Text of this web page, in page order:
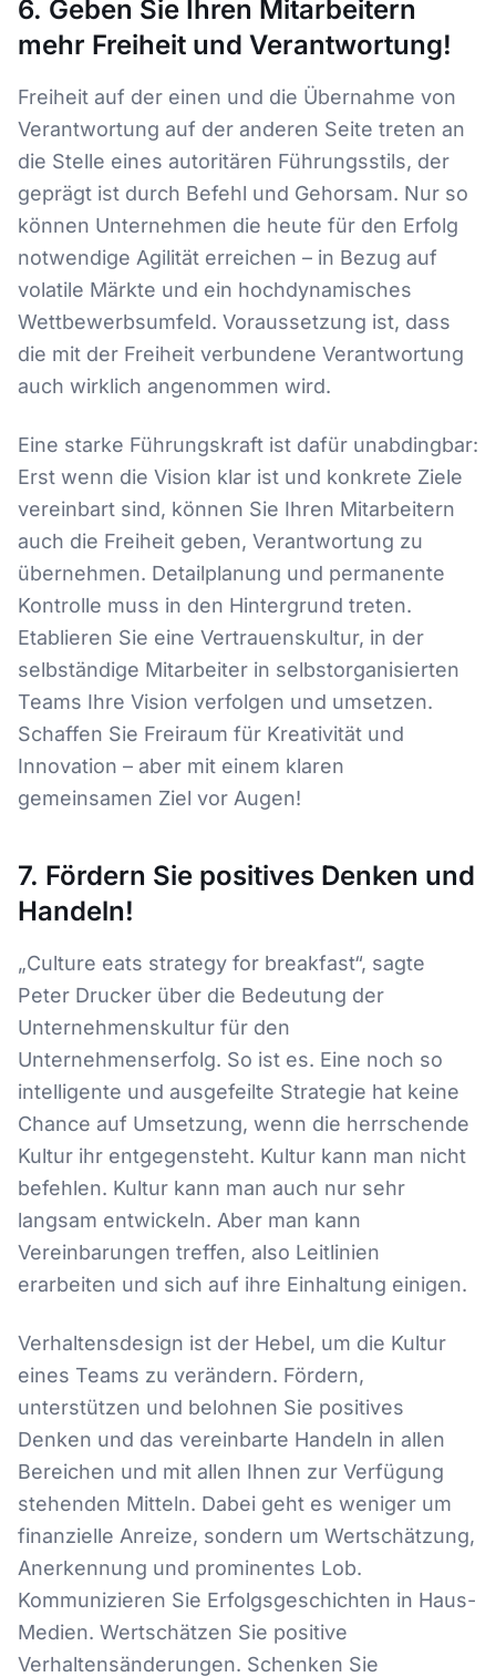
6. Geben Sie Ihren Mitarbeitern
mehr Freiheit und Verantwortung!
Freiheit auf der einen und die Übernahme von
Verantwortung auf der anderen Seite treten an
die Stelle eines autoritären Führungsstils, der
geprägt ist durch Befehl und Gehorsam. Nur so
können Unternehmen die heute für den Erfolg
notwendige Agilität erreichen – in Bezug auf
volatile Märkte und ein hochdynamisches
Wettbewerbsumfeld. Voraussetzung ist, dass
die mit der Freiheit verbundene Verantwortung
auch wirklich angenommen wird.
Eine starke Führungskraft ist dafür unabdingbar:
Erst wenn die Vision klar ist und konkrete Ziele
vereinbart sind, können Sie Ihren Mitarbeitern
auch die Freiheit geben, Verantwortung zu
übernehmen. Detailplanung und permanente
Kontrolle muss in den Hintergrund treten.
Etablieren Sie eine Vertrauenskultur, in der
selbständige Mitarbeiter in selbstorganisierten
Teams Ihre Vision verfolgen und umsetzen.
Schaffen Sie Freiraum für Kreativität und
Innovation – aber mit einem klaren
gemeinsamen Ziel vor Augen!
7. Fördern Sie positives Denken und
Handeln!
„Culture eats strategy for breakfast“, sagte
Peter Drucker über die Bedeutung der
Unternehmenskultur für den
Unternehmenserfolg. So ist es. Eine noch so
intelligente und ausgefeilte Strategie hat keine
Chance auf Umsetzung, wenn die herrschende
Kultur ihr entgegensteht. Kultur kann man nicht
befehlen. Kultur kann man auch nur sehr
langsam entwickeln. Aber man kann
Vereinbarungen treffen, also Leitlinien
erarbeiten und sich auf ihre Einhaltung einigen.
Verhaltensdesign ist der Hebel, um die Kultur
eines Teams zu verändern. Fördern,
unterstützen und belohnen Sie positives
Denken und das vereinbarte Handeln in allen
Bereichen und mit allen Ihnen zur Verfügung
stehenden Mitteln. Dabei geht es weniger um
finanzielle Anreize, sondern um Wertschätzung,
Anerkennung und prominentes Lob.
Kommunizieren Sie Erfolgsgeschichten in Haus-
Medien. Wertschätzen Sie positive
Verhaltensänderungen. Schenken Sie